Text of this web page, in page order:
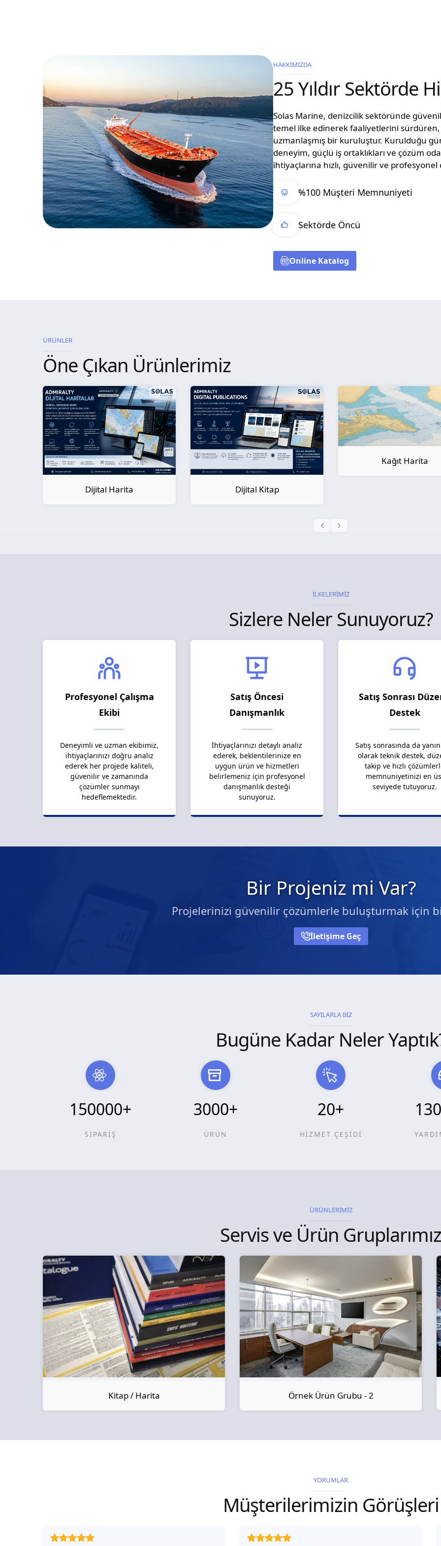
HAKKIMIZDA
25 Yıldır Sektörde
Solas Marine, denizcilik sektöründe
temel ilke edinerek faaliyetlerini
uzmanlaşmış bir kuruluştur. Kurulduğu
deneyim, güçlü iş ortaklıkları ve çözüm
ihtiyaçlarına hızlı, güvenilir ve
%100 Müşteri Memnuniyeti
Sektörde Öncü
Online Katalog
ÜRÜNLER
Öne Çıkan Ürünlerimiz
Dijital Kitap
Kağıt Harita
İLKELERİMİZ
Sizlere Neler Sunuyoruz?
Profesyonel Çalışma
Ekibi
Deneyimli ve uzman ekibimiz,
ihtiyaçlarınızı doğru analiz
ederek her projede kaliteli,
güvenilir ve zamanında
çözümler sunmayı
hedeflemektedir.
Satış Öncesi
Danışmanlık
İhtiyaçlarınızı detaylı analiz
ederek, beklentilerinize en
uygun ürün ve hizmetleri
belirlemeniz için profesyonel
danışmanlık desteği
sunuyoruz.
Satış Sonrası
Destek
Satış sonrasında da
olarak teknik destek,
takip ve hızlı
memnuniyetinizi en
seviyede tutuyoruz.
Bir Projeniz mi Var?
Projelerinizi güvenilir çözümlerle buluşturmak için
İletişime Geç
SAYILARLA BİZ
Bugüne Kadar Neler
150000+
SİPARİŞ
3000+
ÜRÜN
20+
HİZMET ÇEŞİDİ
ÜRÜNLERİMİZ
Servis ve Ürün Gruplarımız
Kitap / Harita Örnek Ürün Grubu - 2
YORUMLAR
Müşterilerimizin Görüşleri